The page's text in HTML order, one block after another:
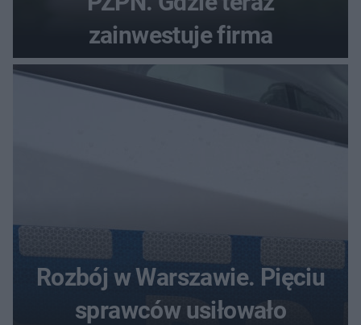
zainwestuje firma
Rozbój w Warszawie. Pięciu
sprawców usiłowało